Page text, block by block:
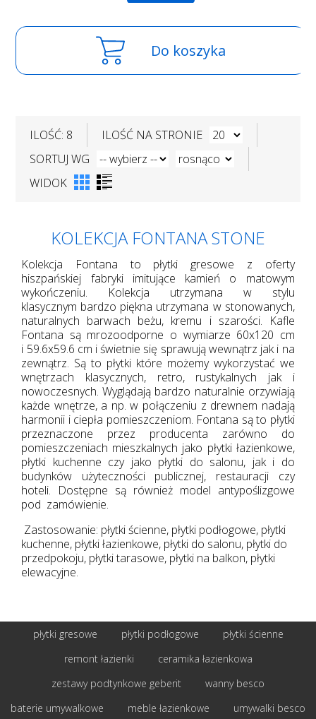
Do koszyka
ILOŚĆ: 8
ILOŚĆ NA STRONIE
SORTUJ WG
WIDOK
KOLEKCJA FONTANA STONE
Kolekcja Fontana to płytki gresowe z oferty
hiszpańskiej fabryki imitujące kamień o matowym
wykończeniu. Kolekcja utrzymana w stylu
klasycznym bardzo piękna utrzymana w stonowanych,
naturalnych barwach beżu, kremu i szarości. Kafle
Fontana są mrozoodporne o wymiarze 60x120 cm
i 59.6x59.6 cm i świetnie się sprawują wewnątrz jak i na
zewnątrz. Są to płytki które możemy wykorzystać we
wnętrzach klasycznych, retro, rustykalnych jak i
nowoczesnych. Wyglądają bardzo naturalnie orzywiają
każde wnętrze, a np. w połączeniu z drewnem nadają
harmonii i ciepła pomieszczeniom. Fontana są to płytki
przeznaczone przez producenta zarówno do
pomieszczeniach mieszkalnych jako płytki łazienkowe,
płytki kuchenne czy jako płytki do salonu, jak i do
budynków użyteczności publicznej, restauracji czy
hoteli. Dostępne są również model antypoślizgowe
pod zamówienie.
Zastosowanie: płytki ścienne, płytki podłogowe, płytki
kuchenne, płytki łazienkowe, płytki do salonu, płytki do
przedpokoju, płytki tarasowe, płytki na balkon, płytki
elewacyjne.
płytki gresowe płytki podłogowe
płytki ścienne
remont łazienki
ceramika łazienkowa
zestawy podtynkowe geberit
wanny besco
baterie umywalkowe
meble łazienkowe
umywalki besco